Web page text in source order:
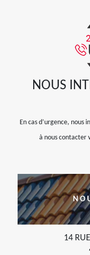
NOUS
En cas d’urgence, nous
à nous contacter
14